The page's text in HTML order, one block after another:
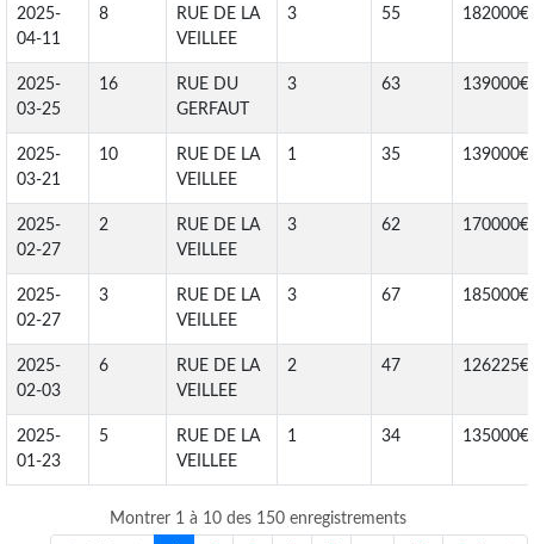
2025-
04-11
8
RUE DE LA
VEILLEE
3 55 182000€
2025-
03-25
16
RUE DU
GERFAUT
3 63 139000€
2025-
03-21
10
RUE DE LA
VEILLEE
1 35 139000€
2025-
02-27
2
RUE DE LA
VEILLEE
3 62 170000€
2025-
02-27
3
RUE DE LA
VEILLEE
3 67 185000€
2025-
02-03
6
RUE DE LA
VEILLEE
2 47 126225€
2025-
01-23
5
RUE DE LA
VEILLEE
1 34 135000€
Montrer 1 à 10 des 150 enregistrements